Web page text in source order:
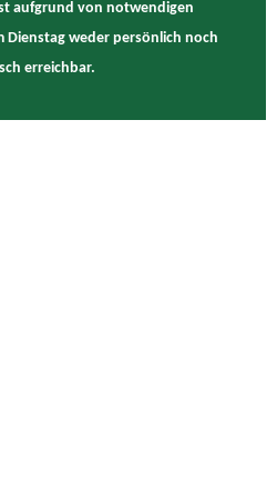
aufgrund von notwendigen
Dienstag weder persönlich noch
erreichbar.